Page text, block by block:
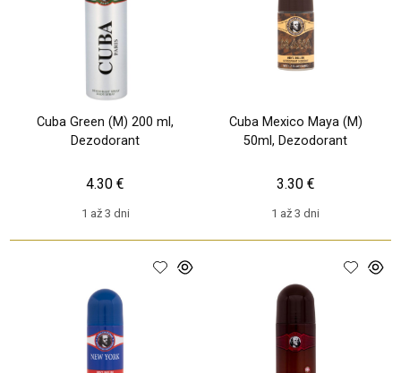
Cuba Green (M) 200 ml,
Dezodorant
1 až 3 dni
4.30 €
Cuba Mexico Maya (M)
50ml, Dezodorant
1 až 3 dni
3.30 €